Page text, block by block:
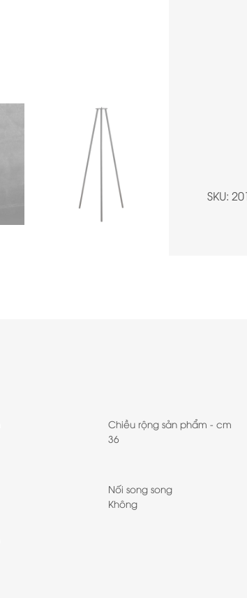
SKU:
Chiều rộng sản phẩm - cm
36
Nối song song
Không